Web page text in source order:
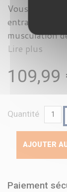
Vous
entrainer ?
musculation
Lire plus
109,99
Quantité
AJOUTER
Paiement